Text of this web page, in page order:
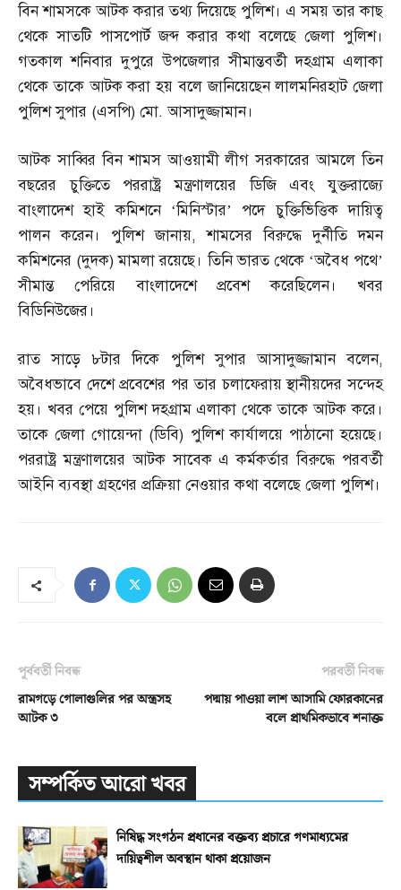
বিন শামসকে আটক করার তথ্য দিয়েছে পুলিশ। এ সময় তার কাছ
থেকে সাতটি পাসপোর্ট জব্দ করার কথা বলেছে জেলা পুলিশ।
গতকাল শনিবার দুপুরে উপজেলার সীমান্তবর্তী দহগ্রাম এলাকা
থেকে তাকে আটক করা হয় বলে জানিয়েছেন লালমনিরহাট জেলা
পুলিশ সুপার (এসপি) মো.আসাদুজ্জামান।
আটক সাব্বির বিন শামস আওয়ামী লীগ সরকারের আমলে তিন
বছরের চুক্তিতে পররাষ্ট্র মন্ত্রণালয়ের ডিজি এবং যুক্তরাজ্যে
বাংলাদেশ হাই কমিশনে ‘মিনিস্টার’ পদে চুক্তিভিত্তিক দায়িত্ব
পালন করেন। পুলিশ জানায়,শামসের বিরুদ্ধে দুর্নীতি দমন
কমিশনের (দুদক)মামলা রয়েছে। তিনি ভারত থেকে ‘অবৈধ পথে’
সীমান্ত পেরিয়ে বাংলাদেশে প্রবেশ করেছিলেন। খবর
বিডিনিউজের।
রাত সাড়ে ৮টার দিকে পুলিশ সুপার আসাদুজ্জামান বলেন,
অবৈধভাবে দেশে প্রবেশের পর তার চলাফেরায় স্থানীয়দের সন্দেহ
হয়। খবর পেয়ে পুলিশ দহগ্রাম এলাকা থেকে তাকে আটক করে।
তাকে জেলা গোয়েন্দা (ডিবি) পুলিশ কার্যালয়ে পাঠানো হয়েছে।
পররাষ্ট্র মন্ত্রণালয়ের আটক সাবেক এ কর্মকর্তার বিরুদ্ধে পরবর্তী
আইনি ব্যবস্থা গ্রহণের প্রক্রিয়া নেওয়ার কথা বলেছে জেলা পুলিশ।
পূর্ববর্তী নিবন্ধ
রামগড়ে গোলাগুলির পর অস্ত্রসহ
আটক ৩
পরবর্তী নিবন্ধ
পদ্মায় পাওয়া লাশ আসামি ফোরকানের
বলে প্রাথমিকভাবে শনাক্ত
সম্পর্কিত আরো খবর
নিষিদ্ধ সংগঠন প্রধানের বক্তব্য প্রচারে গণমাধ্যমের
দায়িত্বশীল অবস্থান থাকা প্রয়োজন